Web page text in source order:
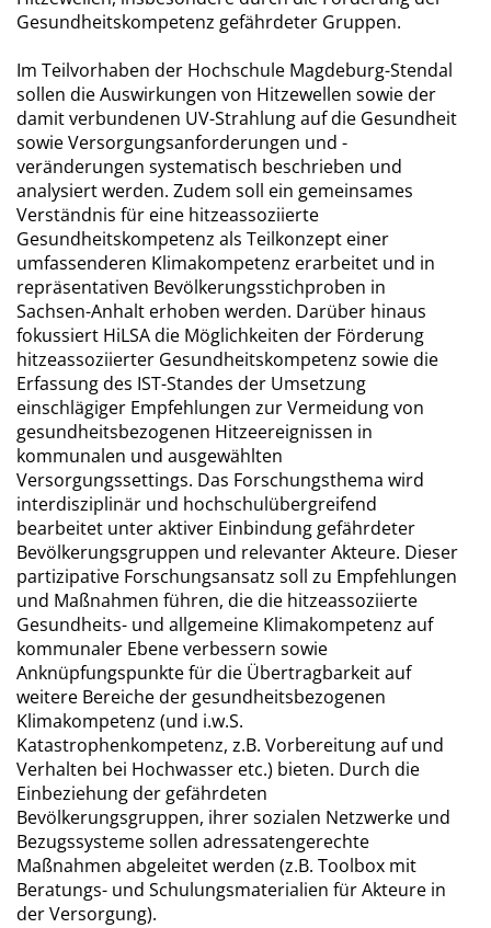
Gesundheitskompetenz gefährdeter Gruppen.
Im Teilvorhaben der Hochschule Magdeburg-Stendal
sollen die Auswirkungen von Hitzewellen sowie der
damit verbundenen UV-Strahlung auf die Gesundheit
sowie Versorgungsanforderungen und -
veränderungen systematisch beschrieben und
analysiert werden. Zudem soll ein gemeinsames
Verständnis für eine hitzeassoziierte
Gesundheitskompetenz als Teilkonzept einer
umfassenderen Klimakompetenz erarbeitet und in
repräsentativen Bevölkerungsstichproben in
Sachsen-Anhalt erhoben werden. Darüber hinaus
fokussiert HiLSA die Möglichkeiten der Förderung
hitzeassoziierter Gesundheitskompetenz sowie die
Erfassung des IST-Standes der Umsetzung
einschlägiger Empfehlungen zur Vermeidung von
gesundheitsbezogenen Hitzeereignissen in
kommunalen und ausgewählten
Versorgungssettings. Das Forschungsthema wird
interdisziplinär und hochschulübergreifend
bearbeitet unter aktiver Einbindung gefährdeter
Bevölkerungsgruppen und relevanter Akteure. Dieser
partizipative Forschungsansatz soll zu Empfehlungen
und Maßnahmen führen, die die hitzeassoziierte
Gesundheits- und allgemeine Klimakompetenz auf
kommunaler Ebene verbessern sowie
Anknüpfungspunkte für die Übertragbarkeit auf
weitere Bereiche der gesundheitsbezogenen
Klimakompetenz (und i.w.S.
Katastrophenkompetenz, z.B. Vorbereitung auf und
Verhalten bei Hochwasser etc.) bieten. Durch die
Einbeziehung der gefährdeten
Bevölkerungsgruppen, ihrer sozialen Netzwerke und
Bezugssysteme sollen adressatengerechte
Maßnahmen abgeleitet werden (z.B. Toolbox mit
Beratungs- und Schulungsmaterialien für Akteure in
der Versorgung).